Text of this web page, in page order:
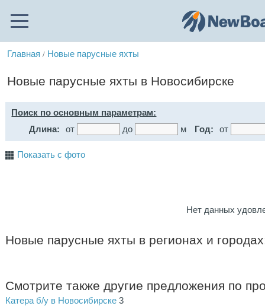
Главная / Новые парусные яхты
Новые парусные яхты в Новосибирске
Поиск по основным параметрам:
Длина:
от до м Год: от
Показать с фото
Нет данных
Новые парусные яхты в регионах и
Смотрите также другие предложения по
Катера б/у в Новосибирске 3